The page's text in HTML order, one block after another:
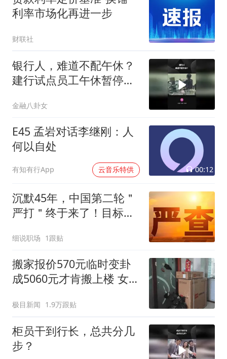
利率市场化再进一步
财联社
银行人，难道不配午休？
建行试点员工午休暂停柜
金融八卦女
E45 孟岩对话李继刚：人
何以自处
有知有行App 云音乐特供 00:12
沉默45年，中国第二轮＂
严打＂终于来了！目标改
细说职场 1跟贴
搬家报价570元临时变卦
成5060元才肯搬上楼 女子
极目新闻 1.9万跟贴
柜员干到行长，总共分几
步？